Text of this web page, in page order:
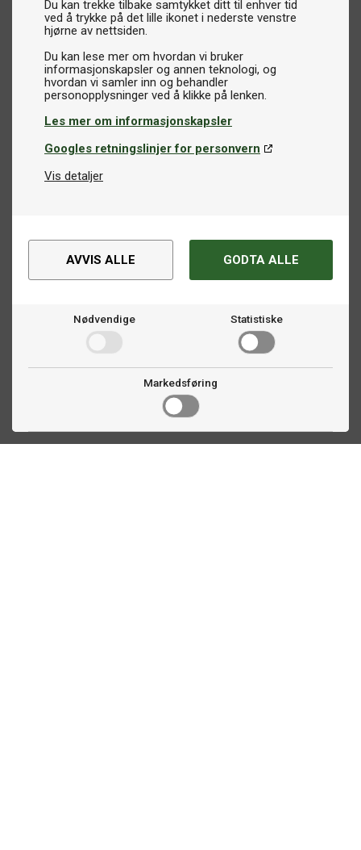
Du kan trekke tilbake samtykket ditt til enhver tid
ved å trykke på det lille ikonet i nederste venstre
hjørne av nettsiden.
Du kan lese mer om hvordan vi bruker
informasjonskapsler og annen teknologi, og
hvordan vi samler inn og behandler
Les mer om informasjonskapsler
Googles retningslinjer for personvern
Vis detaljer
AVVIS ALLE GODTA ALLE
Nødvendige Statistiske
Markedsføring